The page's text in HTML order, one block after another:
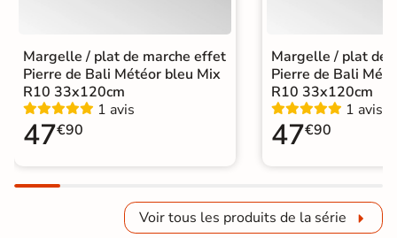
Margelle / plat de marche effet
Pierre de Bali Météor bleu Mix
R10 33x120cm
1 avis
47€90
Margelle / plat de
Pierre de Bali
R10 33x120cm
1 avis
47€90
Voir tous les produits de la série